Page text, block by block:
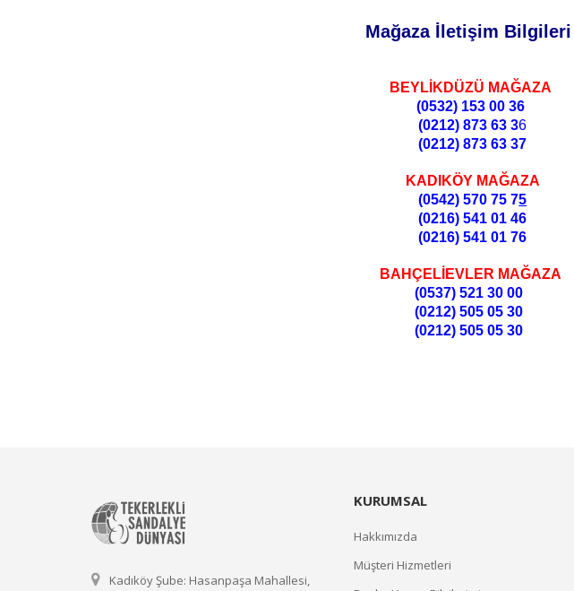
Mağaza İletişim Bilgileri
BEYLİKDÜZÜ MAĞAZA
(0532) 153 00 36
(0212) 873 63 36
(0212) 873 63 37
KADIKÖY MAĞAZA
(0542) 570 75 75
(0216) 541 01 46
(0216) 541 01 76
BAHÇELİEVLER MAĞAZA
(0537) 521 30 00
(0212) 505 05 30
(0212) 505 05 30
Kadıköy Şube: Hasanpaşa Mahallesi,
KURUMSAL
Hakkımızda
Müşteri Hizmetleri